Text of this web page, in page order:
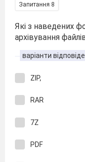
Запитання 8
Які з наведених
архівування
варіанти
ZIP,
RAR
7Z
PDF